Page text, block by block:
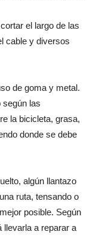
el largo de las
cable y diversos
de goma y metal.
según las
la bicicleta, grasa,
donde se debe
algún llantazo
ruta, tensando o
posible. Según
llevarla a reparar a